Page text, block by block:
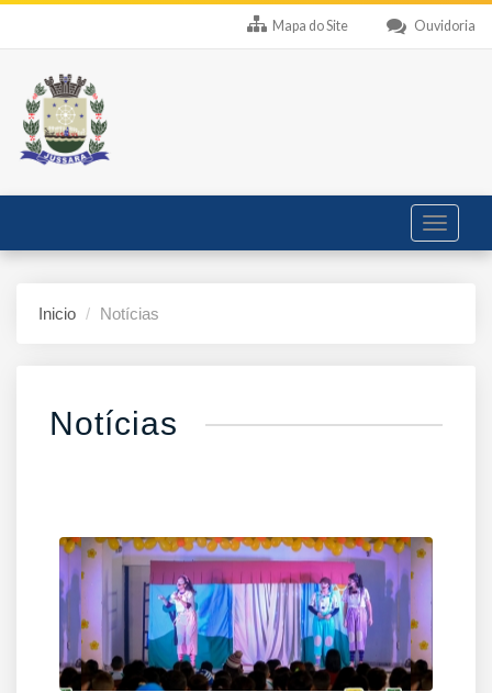
Ouvidoria
Mapa do Site
Toggle
Inicio Notícias
Notícias